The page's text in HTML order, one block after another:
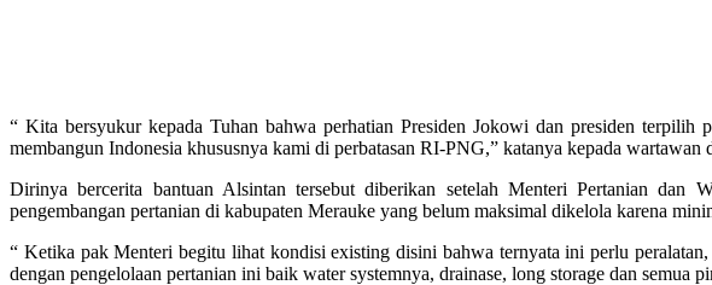
“ Kita bersyukur kepada Tuhan bahwa perhatian Presiden Jokowi dan presiden
membangun Indonesia khususnya kami di perbatasan RI-PNG,” katanya kepada
Dirinya bercerita bantuan Alsintan tersebut diberikan setelah Menteri Pertanian dan
pengembangan pertanian di kabupaten Merauke yang belum maksimal dikelola karena
“ Ketika pak Menteri begitu lihat kondisi existing disini bahwa ternyata ini perlu
dengan pengelolaan pertanian ini baik water systemnya, drainase, long storage dan semua